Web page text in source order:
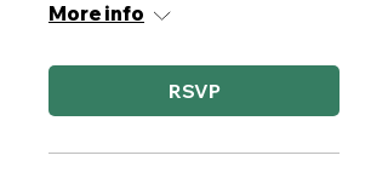
More info
RSVP